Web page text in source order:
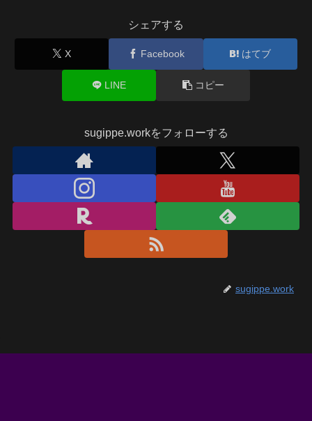
シェアする
X Facebook はてブ
LINE コピー
sugippe.workをフォローする
sugippe.work